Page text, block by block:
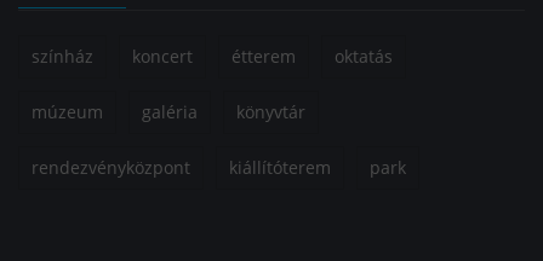
színház koncert étterem oktatás
múzeum galéria könyvtár
rendezvényközpont kiállítóterem park